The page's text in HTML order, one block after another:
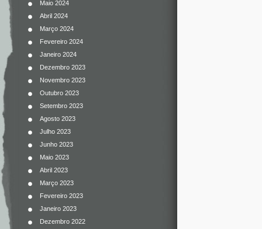
Maio 2024
Abril 2024
Março 2024
Fevereiro 2024
Janeiro 2024
Dezembro 2023
Novembro 2023
Outubro 2023
Setembro 2023
Agosto 2023
Julho 2023
Junho 2023
Maio 2023
Abril 2023
Março 2023
Fevereiro 2023
Janeiro 2023
Dezembro 2022